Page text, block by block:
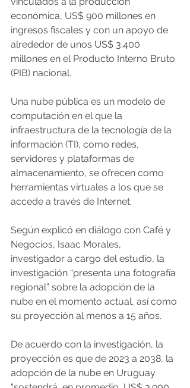
económica, US$ 900 millones en
ingresos fiscales y con un apoyo de
alrededor de unos US$ 3.400
millones en el Producto Interno Bruto
(PIB) nacional.
Una nube pública es un modelo de
computación en el que la
infraestructura de la tecnología de la
información (TI), como redes,
servidores y plataformas de
almacenamiento, se ofrecen como
herramientas virtuales a los que se
accede a través de Internet.
Según explicó en diálogo con Café y
Negocios, Isaac Morales,
investigador a cargo del estudio, la
investigación “presenta una fotografía
regional” sobre la adopción de la
nube en el momento actual, así como
su proyección al menos a 15 años.
De acuerdo con la investigación, la
proyección es que de 2023 a 2038, la
adopción de la nube en Uruguay